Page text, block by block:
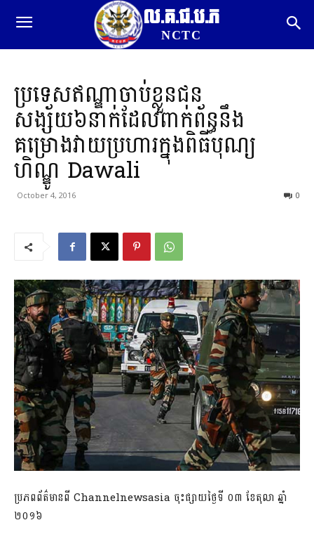
ល.គ.ជ.ប.ភ
NCTC
ប្រទេសឥណ្ឌាចាប់ខ្លួនជន
សង្ស័យ៦នាក់ដែលពាក់ព័ន្ធនឹង
គម្រោងវាយប្រហារក្នុងពិធីបុណ្យ
ហិណ្ឌូ Dawali
October 4, 2016 0
ប្រភពព័ត៌មានពី Channelnewsasia ចុះផ្សាយថ្ងៃទី ០៣ ខែតុលា ឆ្នាំ
២០១៦